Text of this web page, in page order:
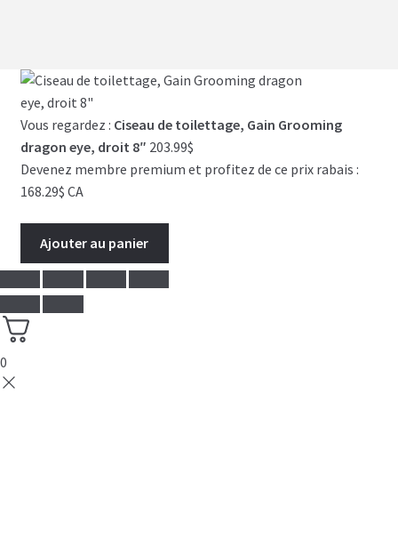
Vous regardez : Ciseau de toilettage, Gain Grooming
dragon eye, droit 8″ 203.99$
Devenez membre premium et profitez de ce prix rabais :
168.29$ CA
Ajouter au panier
0